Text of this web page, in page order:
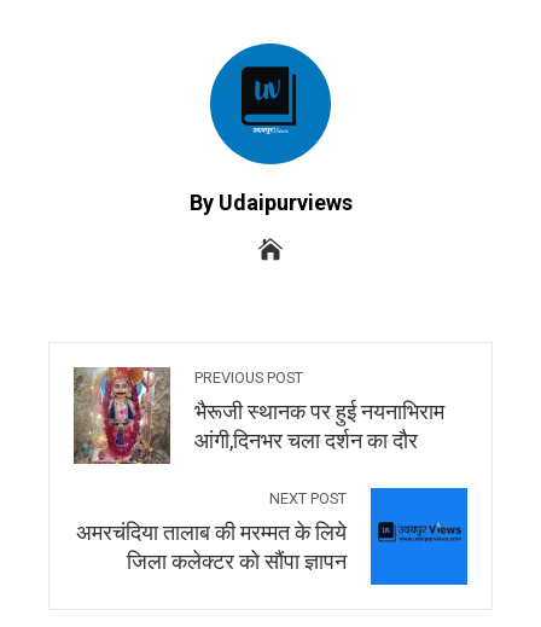
By Udaipurviews
PREVIOUS POST
भैरूजी स्थानक पर हुई नयनाभिराम
आंगी,दिनभर चला दर्शन का दौर
NEXT POST
अमरचंदिया तालाब की मरम्मत के लिये
जिला कलेक्टर को सौंपा ज्ञापन